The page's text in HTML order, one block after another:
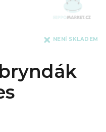
NENÍ SKLADEM